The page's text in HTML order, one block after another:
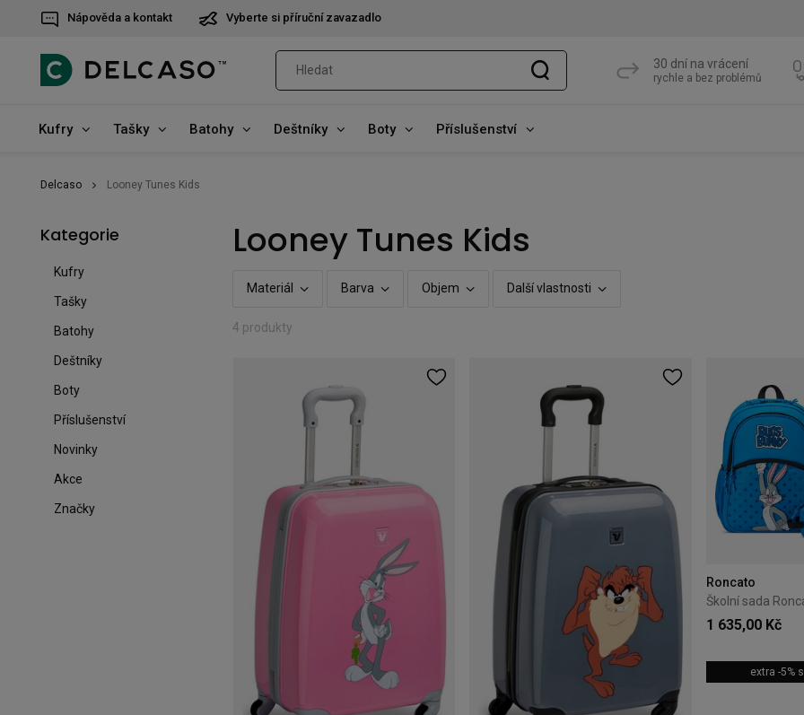
Nápověda a kontakt Vyberte si příruční zavazadlo
30 dní na vrácení
rychle a bez problémů
Kufry Tašky Batohy Deštníky Boty Příslušenství
Delcaso Looney Tunes Kids
Kategorie
Kufry
Tašky
Batohy
Deštníky
Boty
Příslušenství
Novinky
Akce
Značky
Looney Tunes Kids
Materiál Barva Objem Další vlastnosti
4 produkty
Roncato
1 635,00 Kč
extra -5%